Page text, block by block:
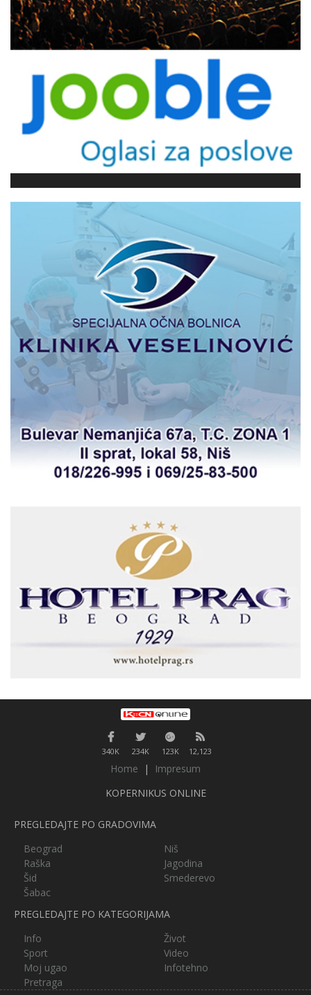
340K 234K 123K 12,123
Home |
Impresum
KOPERNIKUS ONLINE
PREGLEDAJTE PO GRADOVIMA
Beograd
Niš
Raška
Jagodina
Šid
Smederevo
Šabac
PREGLEDAJTE PO KATEGORIJAMA
Info
Život
Sport
Video
Moj ugao
Infotehno
Pretraga